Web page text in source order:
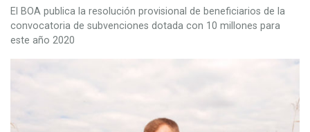
El BOA publica la resolución provisional de beneficiarios de la
convocatoria de subvenciones dotada con 10 millones para
este año 2020